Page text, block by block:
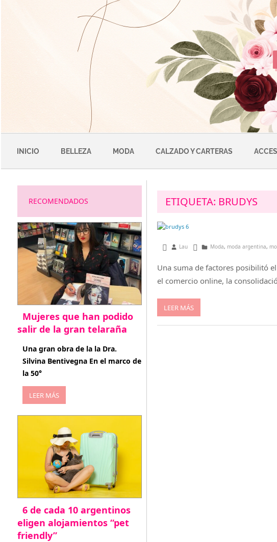
INICIO BELLEZA MODA CALZADO Y CARTERAS
ETIQUETA: BRUDYS
agosto 23, 2014
Lau Moda, moda argentina,
Una suma de factores posibilitó
el comercio online, la
LEER MÁS
RECOMENDADOS
Mujeres que han podido
salir de la gran telaraña
abril 29, 2026
Una gran obra de la la Dra.
Silvina Bentivegna En el marco de
la 50°
LEER MÁS
6 de cada 10 argentinos
eligen alojamientos “pet
friendly”